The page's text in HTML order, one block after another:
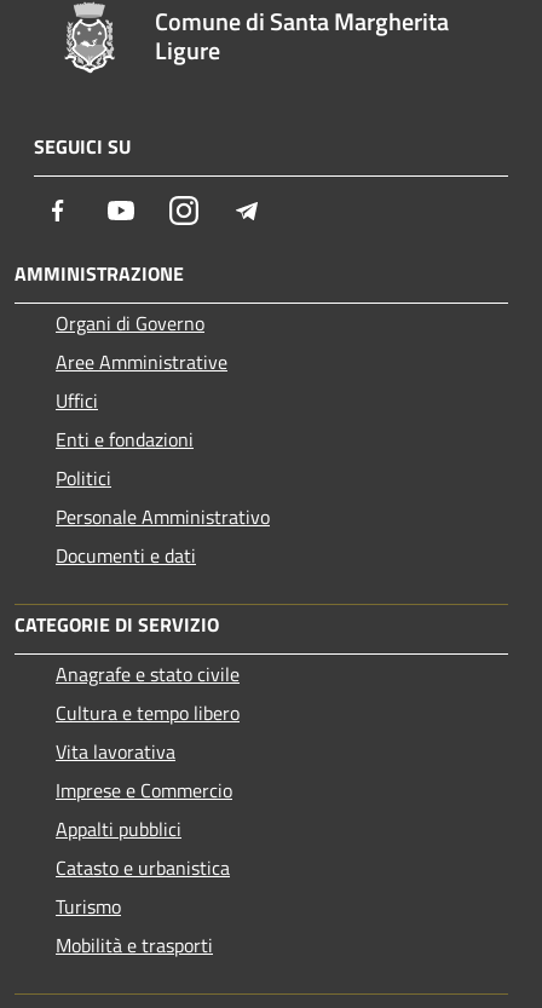
Comune di Santa Margherita
Ligure
SEGUICI SU
Facebook YoutubeInstagram
AMMINISTRAZIONE
Organi di Governo
Aree Amministrative
Uffici
Enti e fondazioni
Politici
Personale Amministrativo
Documenti e dati
CATEGORIE DI SERVIZIO
Anagrafe e stato civile
Cultura e tempo libero
Vita lavorativa
Imprese e Commercio
Appalti pubblici
Catasto e urbanistica
Turismo
Mobilità e trasporti